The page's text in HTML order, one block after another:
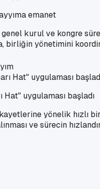
emanet
kurul ve kongre
birliğin yönetimini
uygulaması başladı
yönelik hızlı
ve sürecin